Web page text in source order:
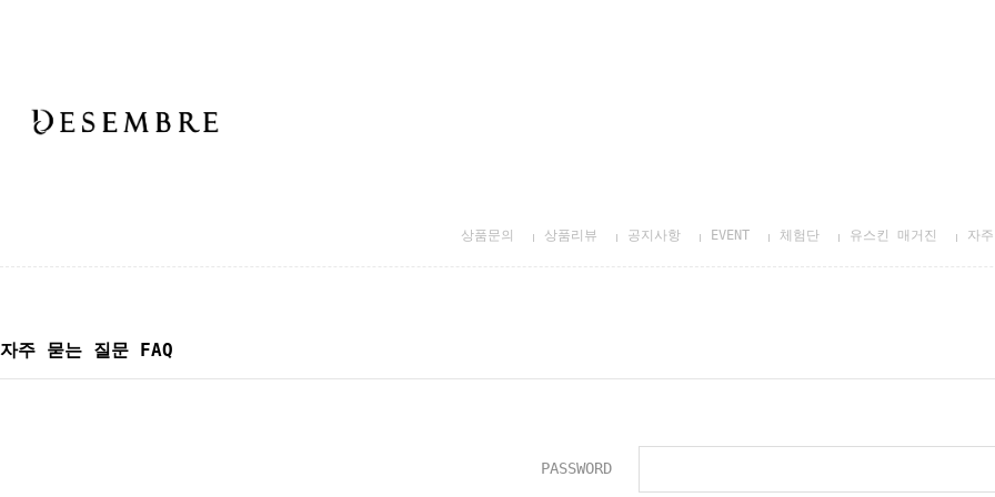
상품문의 상품리뷰 공지사항 EVENT 체험단 유스킨 매거진 자
자주 묻는 질문 FAQ
PASSWORD